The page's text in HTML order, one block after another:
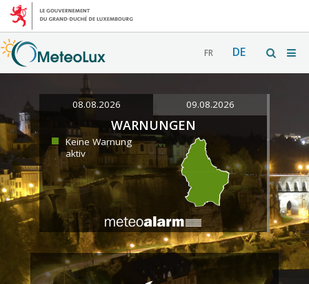
FR DE
08.08.2026 09.08.2026
WARNUNGEN
Keine Warnung
aktiv